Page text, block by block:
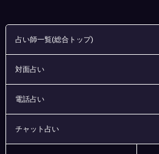
占い師一覧(総合トップ)
対面占い
電話占い
チャット占い